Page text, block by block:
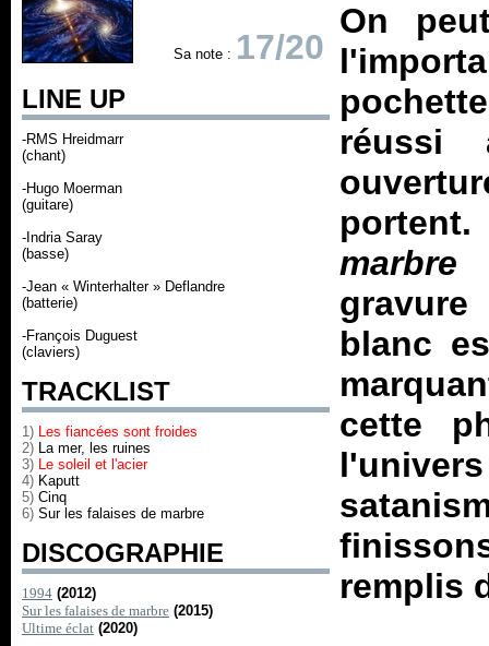
Sa note : 17/20
LINE UP
-RMS Hreidmarr
(chant)
-Hugo Moerman
(guitare)
-Indria Saray
(basse)
-Jean « Winterhalter » Deflandre
(batterie)
-François Duguest
(claviers)
TRACKLIST
1) Les fiancées sont froides
2) La mer, les ruines
3) Le soleil et l'acier
4) Kaputt
5) Cinq
6) Sur les falaises de marbre
DISCOGRAPHIE
1994 (2012)
Sur les falaises de marbre (2015)
Ultime éclat (2020)
On
réussi
marbre
blanc
cette
remplis